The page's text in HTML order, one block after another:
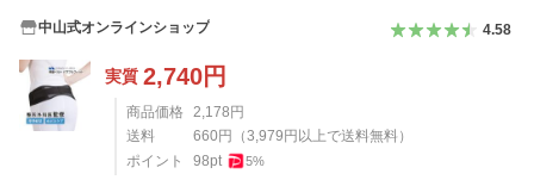
中山式オンラインショップ 4.58
実質 2,740円
商品価格 2,178 円
送料
660 円 （3,979 円以上で送料無料）
ポイント
98pt 5%